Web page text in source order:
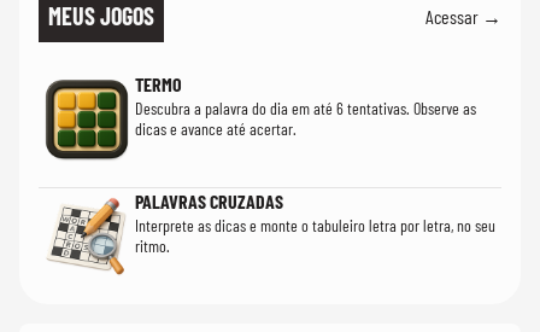
MEUS JOGOS Acessar →
TERMO
Descubra a palavra do dia em até 6 tentativas. Observe as
dicas e avance até acertar.
PALAVRAS CRUZADAS
Interprete as dicas e monte o tabuleiro letra por letra, no seu
ritmo.